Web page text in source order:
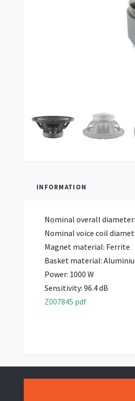
INFORMATION
Nominal overall
Nominal voice coil
Magnet material: Ferrite
Basket material:
Power: 1000 W
Sensitivity: 96.4 dB
Z007845 pdf